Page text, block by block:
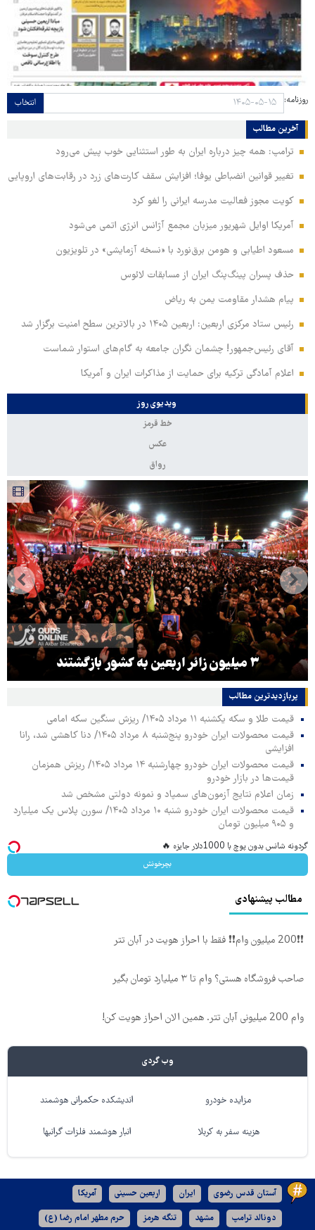
روزنامه: انتخاب
آخرین مطالب
ترامپ: همه چیز درباره ایران به طور استثنایی خوب پیش می‌رود
تغییر قوانین انضباطی یوفا؛ افزایش سقف کارت‌های زرد در رقابت‌های اروپایی
کویت مجوز فعالیت مدرسه ایرانی را لغو کرد
آمریکا اوایل شهریور میزبان مجمع آژانس انرژی اتمی می‌شود
مسعود اطیابی و هومن برق‌نورد با «نسخه آزمایشی» در تلویزیون
حذف پسران پینگ‌پنگ ایران از مسابقات لائوس
پیام هشدار مقاومت یمن به ریاض
رئیس ستاد مرکزی اربعین: اربعین ۱۴۰۵ در بالاترین سطح امنیت برگزار شد
آقای رئیس‌جمهور! چشمان نگران جامعه به گام‌های استوار شماست
اعلام آمادگی ترکیه برای حمایت از مذاکرات ایران و آمریکا
ویدیوی روز
خط قرمز
عکس
رواق
۳ میلیون زائر اربعین به کشور بازگشتند
پربازدیدترین‌ مطالب
قیمت طلا و سکه یکشنبه ۱۱ مرداد ۱۴۰۵/ ریزش سنگین سکه امامی
قیمت محصولات ایران خودرو پنج‌شنبه ۸ مرداد ۱۴۰۵/ دنا کاهشی شد، رانا
افزایشی
قیمت محصولات ایران خودرو چهارشنبه ۱۴ مرداد ۱۴۰۵/ ریزش همزمان
قیمت‌ها در بازار خودرو
زمان اعلام نتایج آزمون‌های سمپاد و نمونه دولتی مشخص شد
قیمت محصولات ایران خودرو شنبه ۱۰ مرداد ۱۴۰۵/ سورن پلاس یک میلیارد
و ۹۰۵ میلیون تومان
گردونه شانس بدون پوچ با 1000دلار جایزه 🔥
بچرخونش
مطالب پیشنهادی
❗❗200 میلیون وام❗❗ فقط با احراز هویت در آبان تتر
صاحب فروشگاه هستی؟ وام تا ۳ میلیارد تومان بگیر
وام 200 میلیونی آبان تتر. همین الان احراز هویت کن!
وب گردی
مزایده خودرو اندیشکده حکمرانی هوشمند
هزینه سفر به کربلا انبار هوشمند فلزات گرانبها
آستان قدس رضوی ایران اربعین حسینی آمریکا
دونالد ترامپ مشهد تنگه هرمز حرم مطهر امام رضا (ع)